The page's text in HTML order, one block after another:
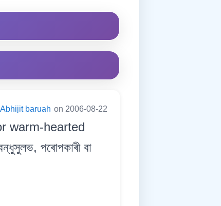
Abhijit baruah on 2006-08-22
warm-hearted
পৰোপকাৰী বা